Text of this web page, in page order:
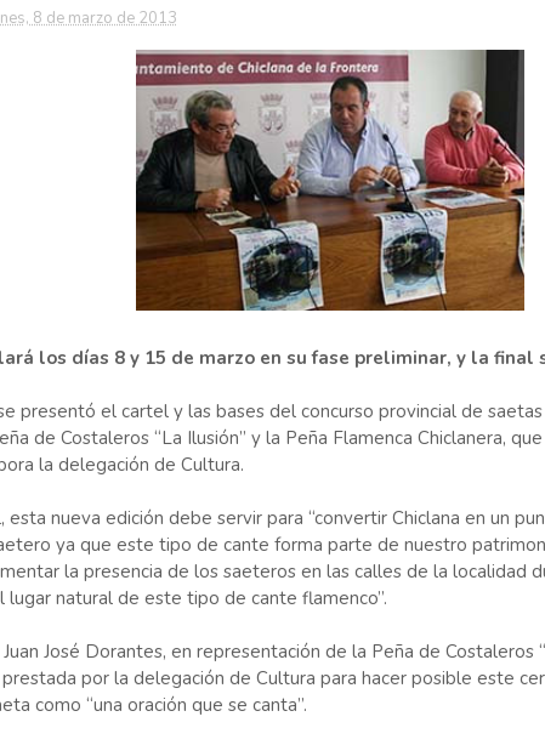
8 de marzo de 2013
los días 8 y 15 de marzo en su fase preliminar, y la final
presentó el cartel y las bases del concurso provincial de saetas
de Costaleros “La Ilusión” y la Peña Flamenca Chiclanera,
la delegación de Cultura.
esta nueva edición debe servir para “convertir Chiclana en un
ya que este tipo de cante forma parte de nuestro
la presencia de los saeteros en las calles de la localidad
lugar natural de este tipo de cante flamenco”.
José Dorantes, en representación de la Peña de Costaleros
por la delegación de Cultura para hacer posible este
como “una oración que se canta”.